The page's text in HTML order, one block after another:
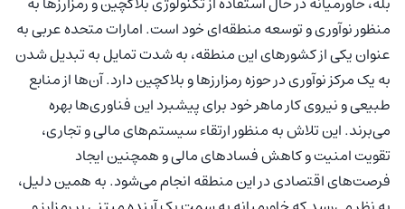
منظور نوآوری و توسعه منطقه‌ای خود است. امارات متحده عربی به
عنوان یکی از کشورهای این منطقه، به شدت تمایل به تبدیل شدن
به یک مرکز نوآوری در حوزه رمزارزها و بلاکچین دارد. آن‌ها از منابع
طبیعی و نیروی کار ماهر خود برای پیشبرد این فناوری‌ها بهره
می‌برند. این تلاش به منظور ارتقاء سیستم‌های مالی و تجاری،
تقویت امنیت و کاهش فسادهای مالی و همچنین ایجاد
فرصت‌های اقتصادی در این منطقه انجام می‌شود. به همین دلیل،